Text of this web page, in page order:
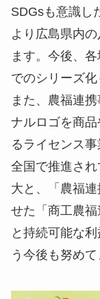
SDGsも意識し
より広島県内
ます。今後、
でのシリーズ化
また、農福連
ナルロゴを商
るライセンス事
全国で推進さ
大と、「農福
せた「商工農
と持続可能な
う今後も努めて